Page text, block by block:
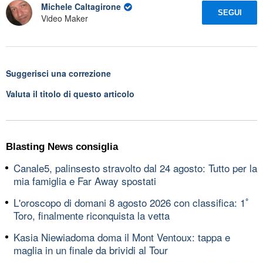
Michele Caltagirone
Video Maker
SEGUI
Suggerisci una correzione
Valuta il titolo di questo articolo
Blasting News consiglia
Canale5, palinsesto stravolto dal 24 agosto: Tutto per la
mia famiglia e Far Away spostati
L'oroscopo di domani 8 agosto 2026 con classifica: 1ﾟ
Toro, finalmente riconquista la vetta
Kasia Niewiadoma doma il Mont Ventoux: tappa e
maglia in un finale da brividi al Tour